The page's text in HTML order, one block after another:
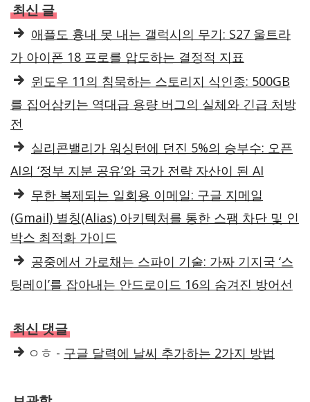
최신 글
애플도 흉내 못 내는 갤럭시의 무기: S27 울트라
가 아이폰 18 프로를 압도하는 결정적 지표
윈도우 11의 침묵하는 스토리지 식인종: 500GB
를 집어삼키는 역대급 용량 버그의 실체와 긴급 처방
전
실리콘밸리가 워싱턴에 던진 5%의 승부수: 오픈
AI의 ‘정부 지분 공유’와 국가 전략 자산이 된 AI
무한 복제되는 일회용 이메일: 구글 지메일
(Gmail) 별칭(Alias) 아키텍처를 통한 스팸 차단 및 인
박스 최적화 가이드
공중에서 가로채는 스파이 기술: 가짜 기지국 ‘스
팅레이’를 잡아내는 안드로이드 16의 숨겨진 방어선
최신 댓글
ㅇㅎ - 구글 달력에 날씨 추가하는 2가지 방법